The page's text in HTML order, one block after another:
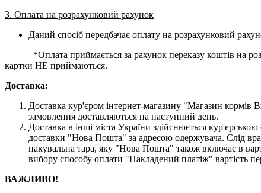
3. Оплата на розрахунковий рахунок
Даний спосіб передбачає оплату на розрахунковий
*Оплата приймається за рахунок переказу коштів на
картки НЕ приймаються.
Доставка:
Доставка кур'єром інтернет-магазину "Магазин кормів
замовлення доставляються на наступний день.
Доставка в інші міста України здійснюється
доставки "Нова Пошта" за адресою одержувача. Слід
пакувальна тара, яку "Нова Пошта" також включає в
вибору способу оплати "Накладений платіж" вартість
ВАЖЛИВО!